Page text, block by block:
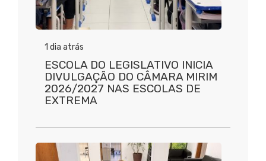
1 dia atrás
ESCOLA DO LEGISLATIVO INICIA
DIVULGAÇÃO DO CÂMARA MIRIM
2026/2027 NAS ESCOLAS DE
EXTREMA